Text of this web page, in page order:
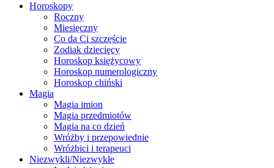
Horoskopy
Roczny
Miesięczny
Co da Ci szczęście
Zodiak dziecięcy
Horoskop księżycowy
Horoskop numerologiczny
Horoskop chiński
Magia
Magia imion
Magia przedmiotów
Magia na co dzień
Wróżby i przepowiednie
Wróżbici i terapeuci
Niezwykli/Niezwykłe